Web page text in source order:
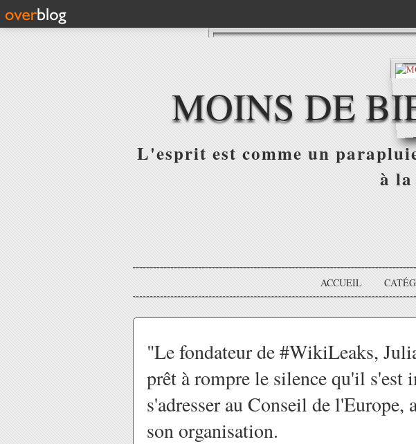
MOINS DE
L'esprit est comme un
à
ACCUEIL
"Le fondateur de #WikiLeaks,
prêt à rompre le silence qu'il s'est
s'adresser au Conseil de l'Europe,
son organisation.